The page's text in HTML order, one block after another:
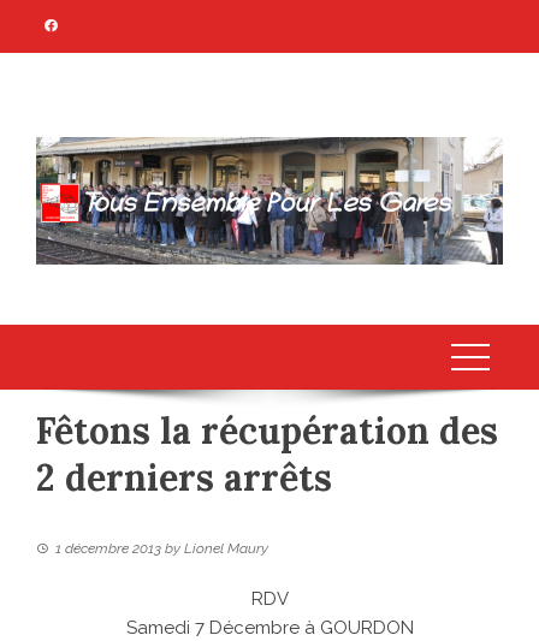
TOUS ENSEMBLE
POUR LES GARES
Association Citoyenne
Fêtons la récupération des
2 derniers arrêts
1 décembre 2013 by Lionel Maury
RDV
Samedi 7 Décembre à GOURDON